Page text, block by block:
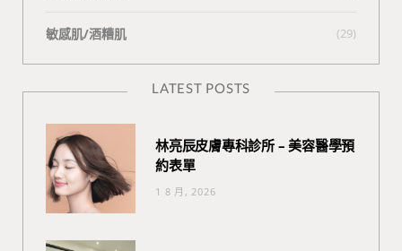
敏感肌/酒糟肌 (29)
LATEST POSTS
林亮辰皮膚專科診所 – 美容醫學預
約表單
1 8 月, 2026